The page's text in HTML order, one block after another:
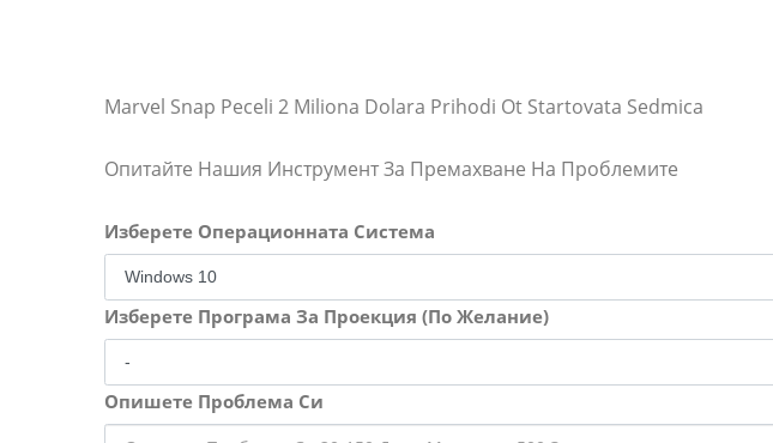
Marvel Snap Peceli 2 Miliona Dolara Prihodi Ot Startovata Sedmica
Опитайте Нашия Инструмент За Премахване На Проблемите
Изберете Операционната Система
Изберете Програма За Проекция (По Желание)
Опишете Проблема Си